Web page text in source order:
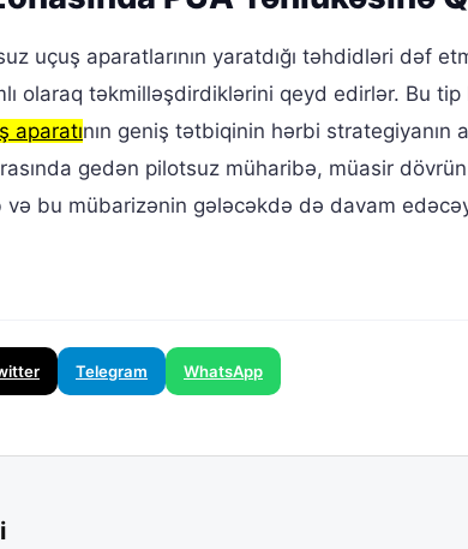
uçuş aparatlarının yaratdığı təhdidləri dəf
olaraq təkmilləşdirdiklərini qeyd edirlər. Bu
aparatının geniş tətbiqinin hərbi strategiyanın
gedən pilotsuz müharibə, müasir
bu mübarizənin gələcəkdə də davam edəcəyi
Telegram WhatsApp